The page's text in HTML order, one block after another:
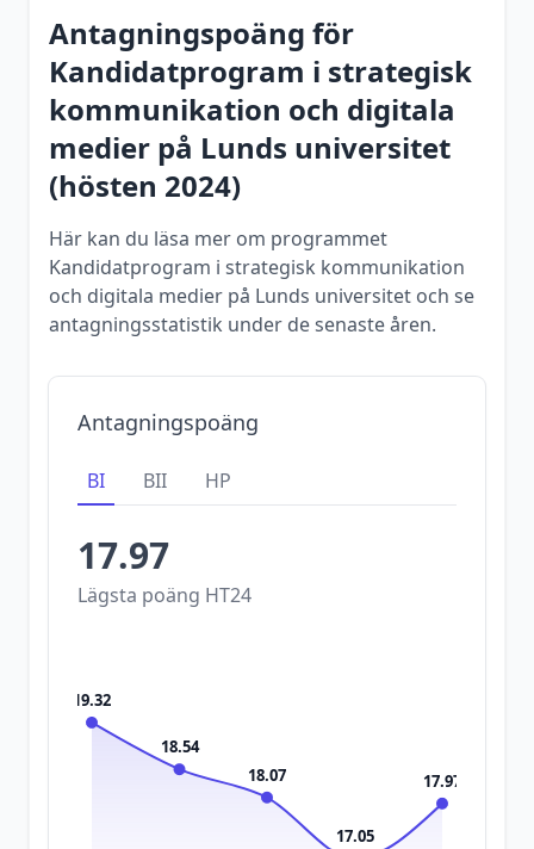
Antagningspoäng för
Kandidatprogram i strategisk
kommunikation och digitala
medier på Lunds universitet
(hösten 2024)
Här kan du läsa mer om programmet
Kandidatprogram i strategisk kommunikation
och digitala medier på Lunds universitet och se
antagningsstatistik under de senaste åren.
Antagningspoäng
BI BII HP
17.97
Lägsta poäng HT24
19.32
18.54
18.07
17.05
17.97